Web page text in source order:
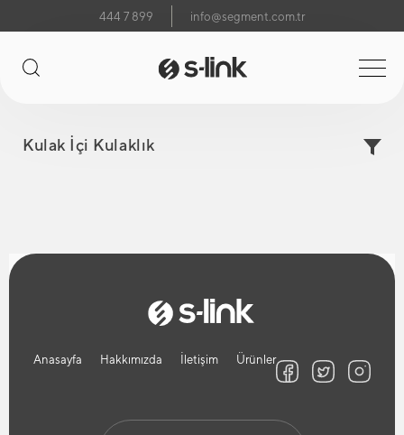
444 7 899 info@segment.com.tr
Kulak İçi Kulaklık
Anasayfa Hakkımızda İletişim Ürünler